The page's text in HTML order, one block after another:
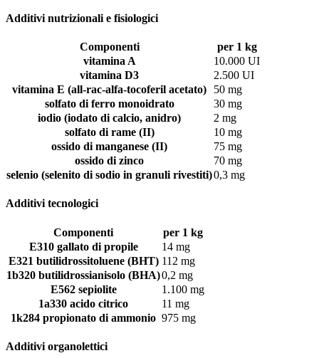
Additivi nutrizionali e fisiologici
Componenti
per 1 kg
vitamina A
10.000 UI
vitamina D3
2.500 UI
vitamina E (all-rac-alfa-tocoferil acetato)
50 mg
solfato di ferro monoidrato
30 mg
iodio (iodato di calcio, anidro)
2 mg
solfato di rame (II)
10 mg
ossido di manganese (II)
75 mg
ossido di zinco
70 mg
selenio (selenito di sodio in granuli rivestiti)0,3 mg
Additivi tecnologici
Componenti
per 1 kg
E310 gallato di propile
14 mg
E321 butilidrossitoluene (BHT) 112 mg
1b320 butilidrossianisolo (BHA)0,2 mg
E562 sepiolite
1.100 mg
1a330 acido citrico
11 mg
1k284 propionato di ammonio 975 mg
Additivi organolettici